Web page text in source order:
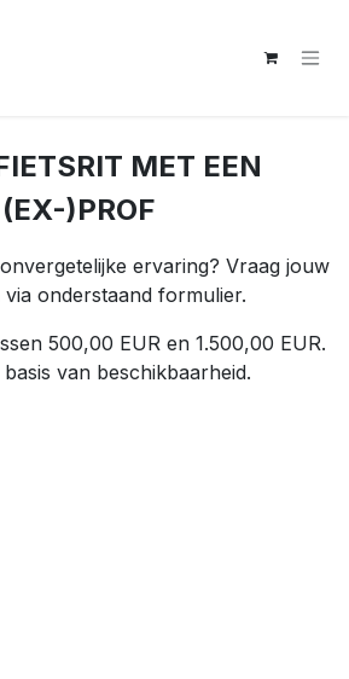
MET EEN
(EX-)PROF
ervaring? Vraag jouw
onderstaand formulier.
500,00 EUR en 1.500,00 EUR.
van beschikbaarheid.